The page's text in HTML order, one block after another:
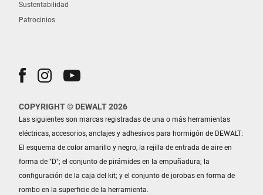
Sustentabilidad
Patrocinios
COPYRIGHT © DEWALT 2026
Las siguientes son marcas registradas de una o más herramientas
eléctricas, accesorios, anclajes y adhesivos para hormigón de DEWALT:
El esquema de color amarillo y negro, la rejilla de entrada de aire en
forma de "D"; el conjunto de pirámides en la empuñadura; la
configuración de la caja del kit; y el conjunto de jorobas en forma de
rombo en la superficie de la herramienta.